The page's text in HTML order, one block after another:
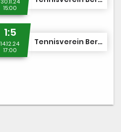
15:00
1:5
14.12.24
17:00
Tennisverein Berenbostel II